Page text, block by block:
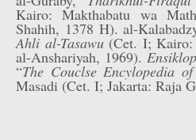
Kairo: Makthabatu wa
Shahih, 1378 H). al-
Ahli al-Tasawu (Cet. I;
al-Anshariyah, 1969).
“The Couclse Encylopedia
Masadi (Cet. I; Jakarta: Raja